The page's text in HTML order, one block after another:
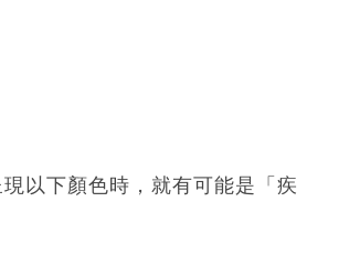
以下顏色時，就有可能是「疾